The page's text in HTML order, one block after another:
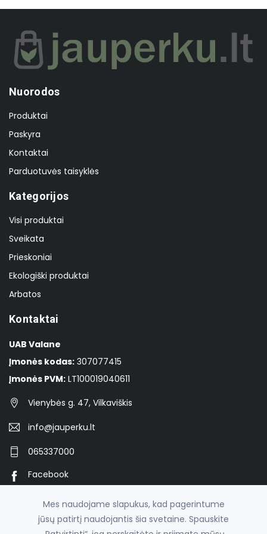
Nuorodos
Produktai
Paskyra
Kontaktai
Parduotuvės taisyklės
Kategorijos
Visi produktai
Sveikata
Prieskoniai
Ekologiški produktai
Arbatos
Kontaktai
UAB Valane
Įmonės kodas: 307077415
Įmonės PVM: LT100019040611
Vienybės g. 47, Vilkaviškis
info@jauperku.lt
065337000
Facebook
Mes naudojame slapukus, kad pagerintume
jūsų patirtį naudojantis šia svetaine. Spauskite